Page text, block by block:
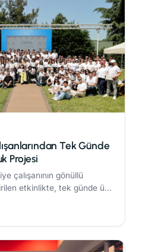
Tek Günde
Projesi
çalışanının gönüllü
etkinlikte, tek günde üç